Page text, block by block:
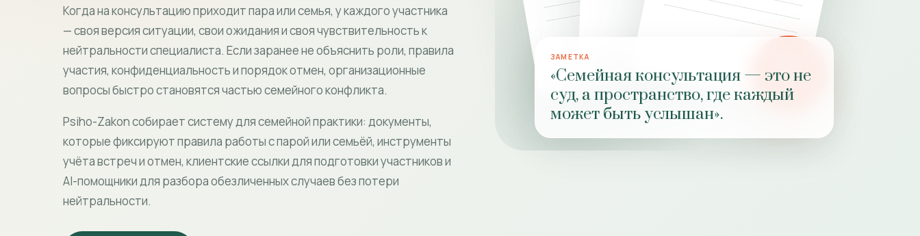
Когда на консультацию приходит пара или семья, у каждого участника
— своя версия ситуации, свои ожидания и своя чувствительность к
нейтральности специалиста. Если заранее не объяснить роли, правила
участия, конфиденциальность и порядок отмен, организационные
вопросы быстро становятся частью семейного конфликта.
Psiho-Zakon собирает систему для семейной практики: документы,
которые фиксируют правила работы с парой или семьёй, инструменты
учёта встреч и отмен, клиентские ссылки для подготовки участников и
AI-помощники для разбора обезличенных случаев без потери
нейтральности.
ПРАКТИКИ
ЗАМЕТКА
«Семейная консультация — это не
суд, а пространство, где каждый
может быть услышан».